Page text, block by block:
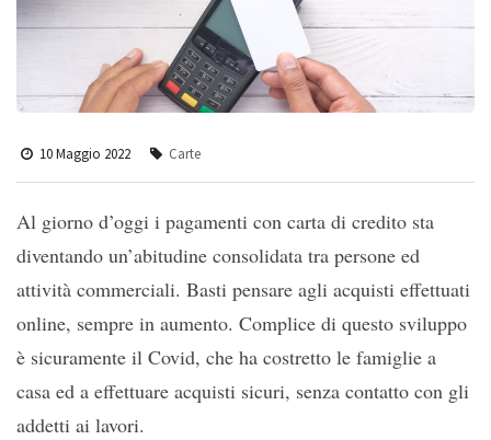
10 Maggio 2022 Carte
Al giorno d’oggi i pagamenti con carta di credito sta
diventando un’abitudine consolidata tra persone ed
attività commerciali. Basti pensare agli acquisti effettuati
online, sempre in aumento. Complice di questo sviluppo
è sicuramente il Covid, che ha costretto le famiglie a
casa ed a effettuare acquisti sicuri, senza contatto con gli
addetti ai lavori.